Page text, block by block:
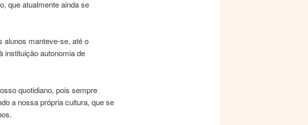
que atualmente ainda se
alunos manteve-se, até o
instituição autonomia de
quotidiano, pois sempre
a nossa própria cultura, que se